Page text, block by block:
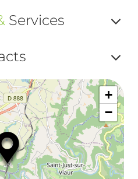
ou
Services
ou
ou
+
−